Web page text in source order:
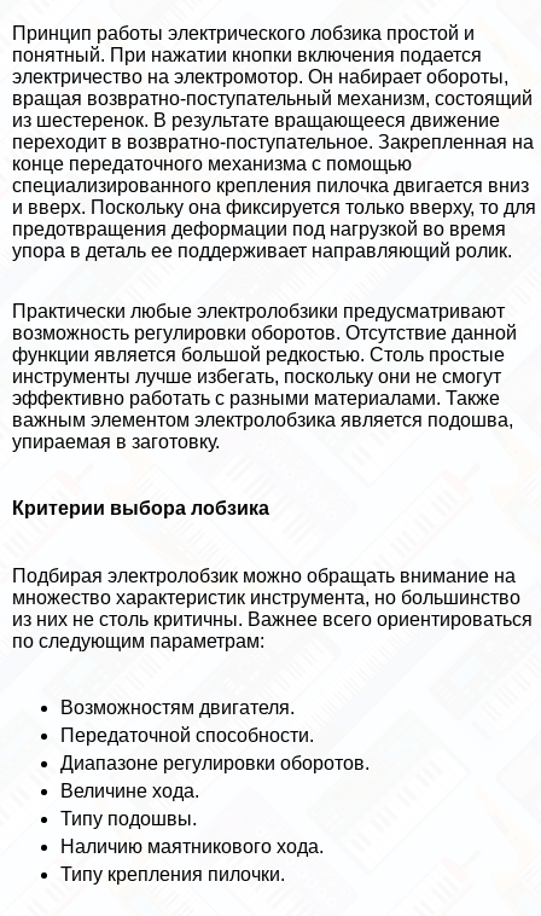
Принцип работы электрического лобзика простой и
понятный. При нажатии кнопки включения подается
электричество на электромотор. Он набирает обороты,
вращая возвратно-поступательный механизм, состоящий
из шестеренок. В результате вращающееся движение
переходит в возвратно-поступательное. Закрепленная на
конце передаточного механизма с помощью
специализированного крепления пилочка двигается вниз
и вверх. Поскольку она фиксируется только вверху, то для
предотвращения деформации под нагрузкой во время
упора в деталь ее поддерживает направляющий ролик.
Пpaктически любые электролобзики предусматривают
возможность регулировки оборотов. Отсутствие данной
функции является большой редкостью. Столь простые
инструменты лучше избегать, поскольку они не смогут
эффективно работать с разными материалами. Также
важным элементом электролобзика является подошва,
упираемая в заготовку.
Критерии выбора лобзика
Подбирая электролобзик можно обращать внимание на
множество хаpaктеристик инструмента, но большинство
из них не столь критичны. Важнее всего ориентироваться
по следующим параметрам:
Возможностям двигателя.
Передаточной способности.
Диапазоне регулировки оборотов.
Величине хода.
Типу подошвы.
Наличию маятникового хода.
Типу крепления пилочки.